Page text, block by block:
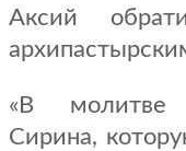
Аксий
«В молитве
Сирина,